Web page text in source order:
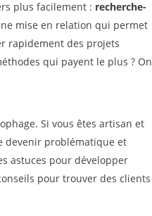
plus facilement : recherche-
mise en relation qui permet
rapidement des projets
qui payent le plus ? On
Si vous êtes artisan et
devenir problématique et
astuces pour développer
pour trouver des clients